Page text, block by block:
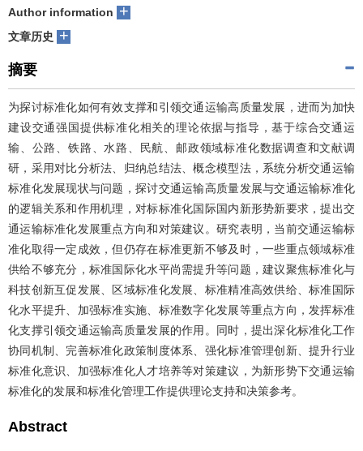
Author information +
文章历史 +
摘要
为探讨标准化如何有效支撑和引领交通运输高质量发展，进而为加快
建设交通强国提供标准化相关的理论依据与指导，基于综合交通运
输、公路、铁路、水路、民航、邮政领域标准化数据调查和文献调
研，采用对比分析法、归纳总结法、概念模型法，系统分析交通运输
标准化发展现状与问题，探讨交通运输高质量发展与交通运输标准化
的逻辑关系和作用机理，对标标准化国际国内新形势新要求，提出交
通运输标准化发展重点方向和对策建议。研究表明，当前交通运输标
准化取得一定成效，但仍存在标准更新不够及时，一些重点领域标准
供给不够充分，标准国际化水平尚需提升等问题，建议聚焦标准化与
科技创新互促发展、区域标准化发展、标准精准高效供给、标准国际
化水平提升、加强标准实施、标准数字化发展等重点方向，发挥标准
化支撑引领交通运输高质量发展的作用。同时，提出深化标准化工作
协同机制、完善标准化政策制度体系、强化标准管理创新、提升行业
标准化意识、加强标准化人才培养等对策建议，为新形势下交通运输
标准化的发展和标准化管理工作提供理论支持和决策参考。
Abstract